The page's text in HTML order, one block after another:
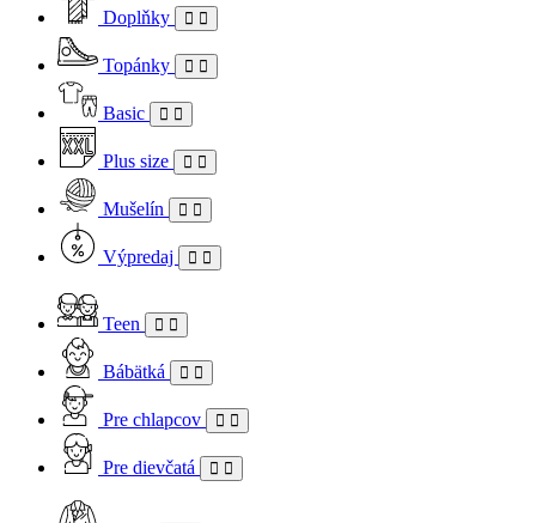
Doplňky
Topánky
Basic
Plus size
Mušelín
Výpredaj
Teen
Bábätká
Pre chlapcov
Pre dievčatá